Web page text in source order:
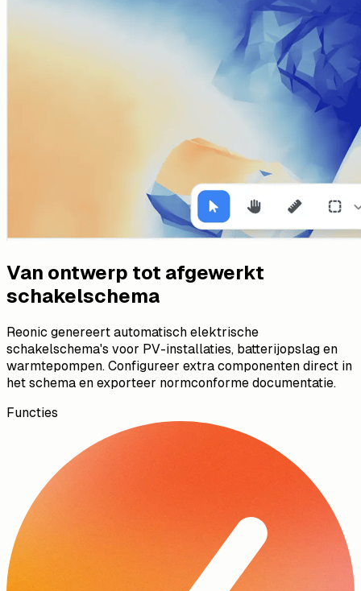
Van ontwerp tot afgewerkt
schakelschema
Reonic genereert automatisch elektrische
schakelschema's voor PV-installaties, batterijopslag en
warmtepompen. Configureer extra componenten direct in
het schema en exporteer normconforme documentatie.
Functies